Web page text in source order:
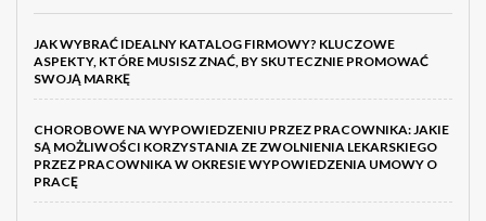
JAK WYBRAĆ IDEALNY KATALOG FIRMOWY? KLUCZOWE
ASPEKTY, KTÓRE MUSISZ ZNAĆ, BY SKUTECZNIE PROMOWAĆ
SWOJĄ MARKĘ
CHOROBOWE NA WYPOWIEDZENIU PRZEZ PRACOWNIKA: JAKIE
SĄ MOŻLIWOŚCI KORZYSTANIA ZE ZWOLNIENIA LEKARSKIEGO
PRZEZ PRACOWNIKA W OKRESIE WYPOWIEDZENIA UMOWY O
PRACĘ